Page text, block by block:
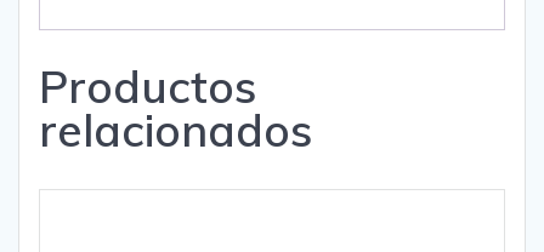
Productos
relacionados